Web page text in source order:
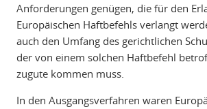
Anforderungen genügen, die für den
Europäischen Haftbefehls verlangt
auch den Umfang des gerichtlichen
der von einem solchen Haftbefehl
zugute kommen muss.
In den Ausgangsverfahren waren